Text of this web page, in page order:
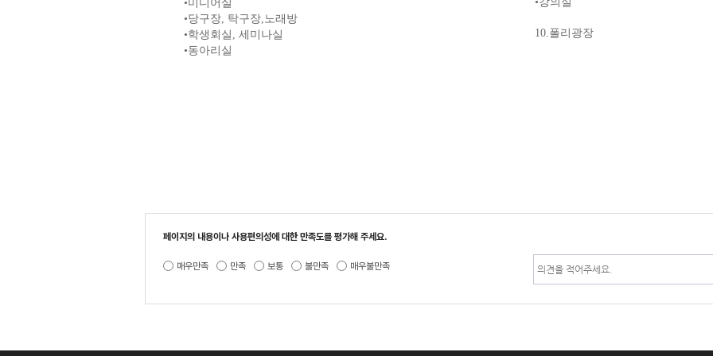
•미디어실
•당구장, 탁구장,노래방
•학생회실 , 세미나실
•동아리실
10.폴리광장
페이지의 내용이나 사용편의성에 대한 만족도를 평가해 주세요.
매우만족 만족 보통 불만족 매우불만족